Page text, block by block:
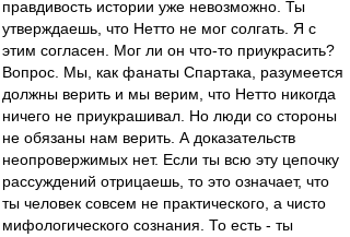
правдивость истории уже невозможно. Ты
утверждаешь, что Нетто не мог солгать. Я с
этим согласен. Мог ли он что-то приукрасить?
Вопрос. Мы, как фанаты Спартака, разумеется
должны верить и мы верим, что Нетто никогда
ничего не приукрашивал. Но люди со стороны
не обязаны нам верить. А доказательств
неопровержимых нет. Если ты всю эту цепочку
рассуждений отрицаешь, то это означает, что
ты человек совсем не практического, а чисто
мифологического сознания. То есть - ты